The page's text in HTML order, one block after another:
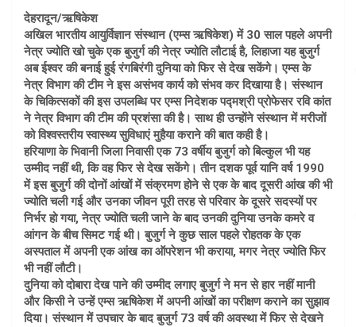
देहरादून/ऋषिकेश
अखिल भारतीय आयुर्विज्ञान संस्थान (एम्स ऋषिकेश) में 30 साल पहले अपनी
नेत्र ज्योति खो चुके एक बुजुर्ग की नेत्र ज्योति लौटाई है, लिहाजा यह बुजुर्ग
अब ईश्वर की बनाई हुई रंगबिरंगी दुनिया को फिर से देख सकेंगे। एम्स के
नेत्र विभाग की टीम ने इस असंभव कार्य को संभव कर दिखाया है। संस्थान
के चिकित्सकों की इस उपलब्धि पर एम्स निदेशक पद्मश्री प्रोफेसर रवि कांत
ने नेत्र विभाग की टीम की प्रशंसा की है। साथ ही उन्होंने संस्थान में मरीजों
को विश्वस्तरीय स्वास्थ्य सुविधाएं मुहैया कराने की बात कही है।
हरियाणा के भिवानी जिला निवासी एक 73 वर्षीय बुजुर्ग को बिल्कुल भी यह
उम्मीद नहीं थी, कि वह फिर से देख सकेंगे। तीन दशक पूर्व यानि वर्ष 1990
में इस बुजुर्ग की दोनों आंखों में संक्रमण होने से एक के बाद दूसरी आंख की भी
ज्योति चली गई और उनका जीवन पूरी तरह से परिवार के दूसरे सदस्यों पर
निर्भर हो गया, नेत्र ज्योति चली जाने के बाद उनकी दुनिया उनके कमरे व
आंगन के बीच सिमट गई थी। बुजुर्ग ने कुछ साल पहले रोहतक के एक
अस्पताल में अपनी एक आंख का ऑपरेशन भी कराया, मगर नेत्र ज्योति फिर
भी नहीं लौटी।
दुनिया को दोबारा देख पाने की उम्मीद लगाए बुजुर्ग ने मन से हार नहीं मानी
और किसी ने उन्हें एम्स ऋषिकेश में अपनी आंखों का परीक्षण कराने का सुझाव
दिया। संस्थान में उपचार के बाद बुजुर्ग 73 वर्ष की अवस्था में फिर से देखने